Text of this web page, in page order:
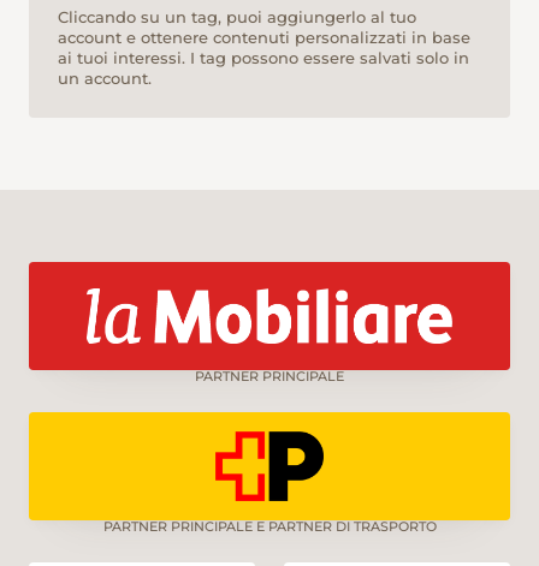
Cliccando su un tag, puoi aggiungerlo al tuo
account e ottenere contenuti personalizzati in base
ai tuoi interessi. I tag possono essere salvati solo in
un account.
PARTNER PRINCIPALE
PARTNER PRINCIPALE E PARTNER DI TRASPORTO